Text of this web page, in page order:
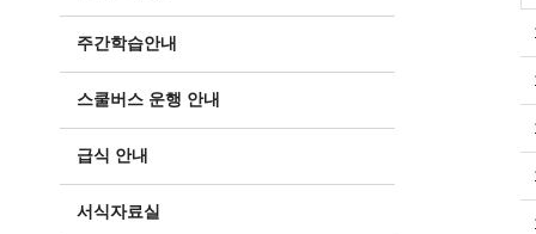
주간학습안내
스쿨버스 운행 안내
급식 안내
서식자료실